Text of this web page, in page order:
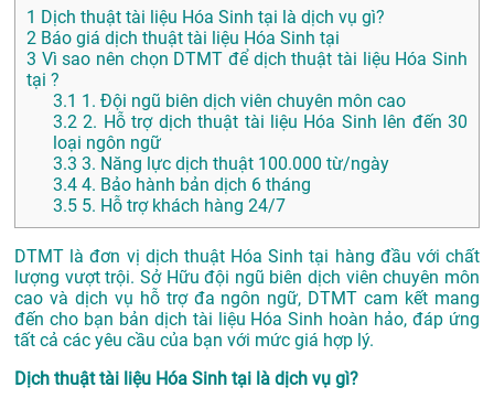
1 Dịch thuật tài liệu Hóa Sinh tại là dịch vụ gì?
2 Báo giá dịch thuật tài liệu Hóa Sinh tại
3 Vì sao nên chọn DTMT để dịch thuật tài liệu Hóa Sinh
tại ?
3.1 1. Đội ngũ biên dịch viên chuyên môn cao
3.2 2. Hỗ trợ dịch thuật tài liệu Hóa Sinh lên đến 30
loại ngôn ngữ
3.3 3. Năng lực dịch thuật 100.000 từ/ngày
3.4 4. Bảo hành bản dịch 6 tháng
3.5 5. Hỗ trợ khách hàng 24/7
DTMT là đơn vị dịch thuật Hóa Sinh tại hàng đầu với chất
lượng vượt trội. Sở Hữu đội ngũ biên dịch viên chuyên môn
cao và dịch vụ hỗ trợ đa ngôn ngữ, DTMT cam kết mang
đến cho bạn bản dịch tài liệu Hóa Sinh hoàn hảo, đáp ứng
tất cả các yêu cầu của bạn với mức giá hợp lý.
Dịch thuật tài liệu Hóa Sinh tại là dịch vụ gì?